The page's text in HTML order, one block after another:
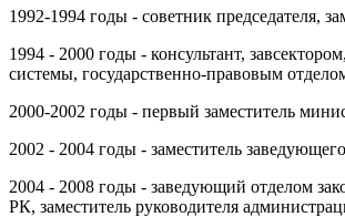
1992-1994 годы - советник председателя,
1994 - 2000 годы - консультант,
системы, государственно-правовым
2000-2002 годы - первый заместитель
2002 - 2004 годы - заместитель
2004 - 2008 годы - заведующий отделом
РК, заместитель руководителя